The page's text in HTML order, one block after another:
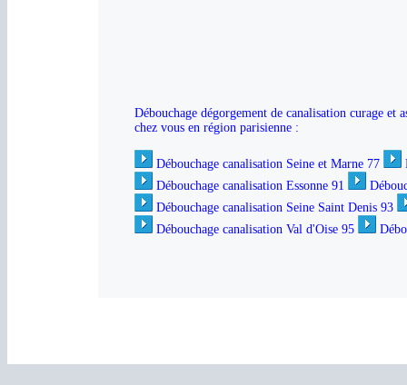
Débouchage dégorgement de canalisation curage et
chez vous en région parisienne :
Débouchage canalisation Seine et Marne 77
Débouchage canalisation Essonne 91
Débouchage canalisation Seine Saint Denis 93
Débouchage canalisation Val d'Oise 95